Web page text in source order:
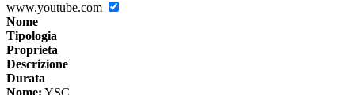
www.youtube.com
Nome
Tipologia
Proprieta
Descrizione
Durata